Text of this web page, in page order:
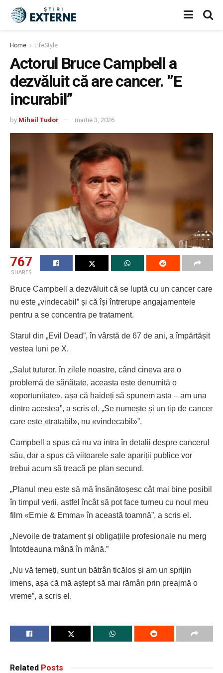
Home LifeStyle
Actorul Bruce Campbell a
dezvăluit că are cancer. ”E
incurabil”
by Mihail Tudor martie 3, 2026
767
SHARES
Bruce Campbell a dezvăluit că se luptă cu un cancer care
nu este „vindecabil” și că își întrerupe angajamentele
pentru a se concentra pe tratament.
Starul din „Evil Dead”, în vârstă de 67 de ani, a împărtășit
vestea luni pe X.
„Salut tuturor, în zilele noastre, când cineva are o
problemă de sănătate, aceasta este denumită o
«oportunitate», așa că haideți să spunem asta – am una
dintre acestea”, a scris el. „Se numește și un tip de cancer
care este «tratabil», nu «vindecabil»”.
Campbell a spus că nu va intra în detalii despre cancerul
său, dar a spus că viitoarele sale apariții publice vor
trebui acum să treacă pe plan secund.
„Planul meu este să mă însănătoșesc cât mai bine posibil
în timpul verii, astfel încât să pot face turneu cu noul meu
film «Ernie & Emma» în această toamnă”, a scris el.
„Nevoile de tratament și obligațiile profesionale nu merg
întotdeauna mână în mână.”
„Nu vă temeți, sunt un bătrân ticălos și am un sprijin
imens, așa că mă aștept să mai rămân prin preajmă o
vreme”, a scris el.
Related Posts